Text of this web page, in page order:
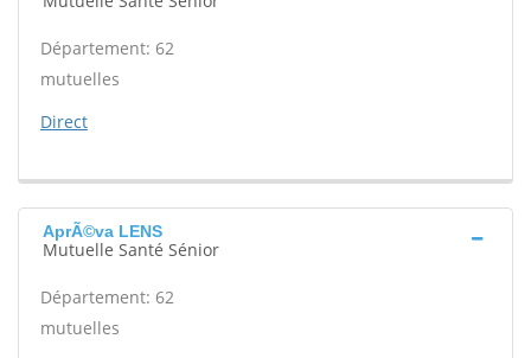
Département: 62
mutuelles
Direct
AprÃ©va LENS
Mutuelle Santé Sénior
Département: 62
mutuelles